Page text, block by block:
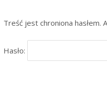
Treść jest chroniona hasłem.
Hasło: